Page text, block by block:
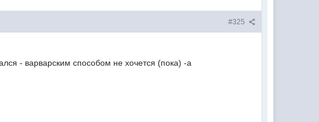
#325
- варварским способом не хочется (пока) -а